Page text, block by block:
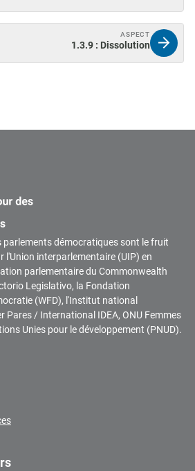
ASPECT
1.3.9 : Dissolution
parlements démocratiques sont le fruit
l'Union interparlementaire (UIP) en
parlementaire du Commonwealth
Legislativo, la Fondation
(WFD), l'Institut national
Pares / International IDEA, ONU Femmes
Unies pour le développement (PNUD).